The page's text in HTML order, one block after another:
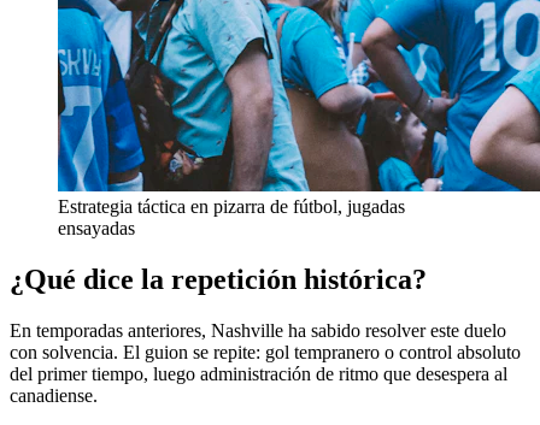
Estrategia táctica en pizarra de fútbol, jugadas
ensayadas
¿Qué dice la repetición histórica?
En temporadas anteriores, Nashville ha sabido resolver este duelo
con solvencia. El guion se repite: gol tempranero o control absoluto
del primer tiempo, luego administración de ritmo que desespera al
canadiense.